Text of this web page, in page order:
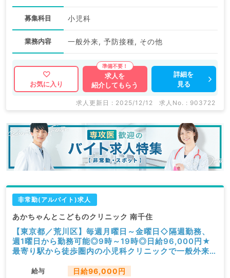
募集科目 小児科
業務内容 一般外来, 予防接種, その他
お気に入り
求人を
紹介してもらう
詳細を
見る
求人更新日 : 2025/12/12 求人No. : 903722
非常勤(アルバイト)求人
あかちゃんとこどものクリニック 南千住
【東京都／荒川区】毎週月曜日～金曜日◇隔週勤務、
週1曜日から勤務可能◎9時～19時◎日給96,000円★
最寄り駅から徒歩圏内の小児科クリニックで一般外来・
給与 日給96,000円